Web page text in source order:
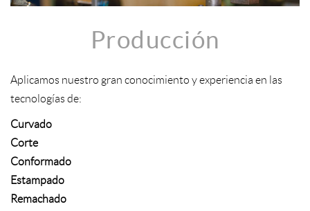
Producción
Aplicamos nuestro gran conocimiento y experiencia en las
tecnologías de:
Curvado
Corte
Conformado
Estampado
Remachado